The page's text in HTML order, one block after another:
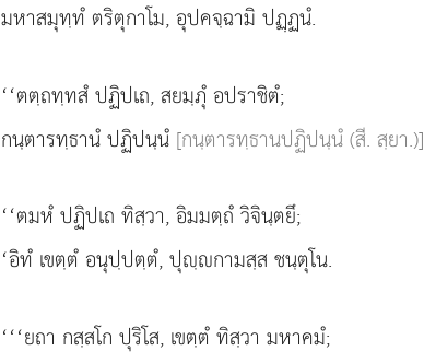
มหาสมุทฺทํ ตริตุกาโม, อุปคจฺฉามิ ปฏฺฏนํ.
‘‘ตตฺถทฺทสํ ปฏิปเถ, สยมฺภุํ อปราชิตํ;
กนฺตารทฺธานํ ปฏิปนฺนํ [กนฺตารทฺธานปฏิปนฺนํ (สี. สฺยา.)]
‘‘ตมหํ ปฏิปเถ ทิสฺวา, อิมมตฺถํ วิจินฺตยึ;
‘อิทํ เขตฺตํ อนุปฺปตฺตํ, ปุฺกามสฺส ชนฺตุโน.
‘‘‘ยถา กสฺสโก ปุริโส, เขตฺตํ ทิสฺวา มหาคมํ;